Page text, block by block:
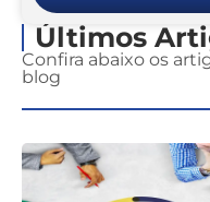
Últimos
Confira abaixo os
blog